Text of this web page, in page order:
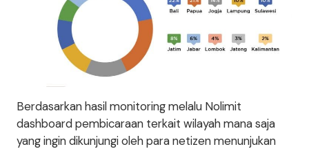
Berdasarkan hasil monitoring melalu Nolimit
dashboard pembicaraan terkait wilayah mana saja
yang ingin dikunjungi oleh para netizen menunjukan